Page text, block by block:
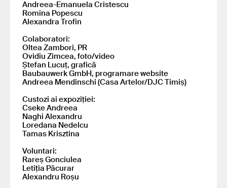
Andreea-Emanuela Cristescu
Romina Popescu
Alexandra Trofin
Colaboratori:
Oltea Zambori, PR
Ovidiu Zimcea, foto/video
Ștefan Lucuț, grafică
Baubauwerk GmbH, programare website
Andreea Mendinschi (Casa Artelor/DJC Timiș)
Custozi ai expoziției:
Cseke Andreea
Naghi Alexandru
Loredana Nedelcu
Tamas Krisztina
Voluntari:
Rareș Gonciulea
Letiția Păcurar
Alexandru Roșu